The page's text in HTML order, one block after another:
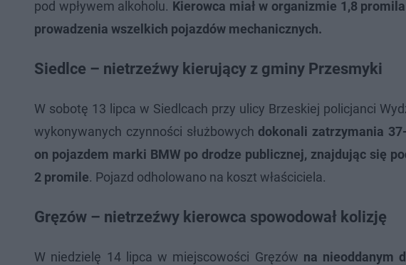
pod wpływem alkoholu. Kierowca miał w organizmie 1,8
prowadzenia wszelkich pojazdów mechanicznych.
Siedlce – nietrzeźwy kierujący z gminy Przesmyki
W sobotę 13 lipca w Siedlcach przy ulicy Brzeskiej policjanci
wykonywanych czynności służbowych dokonali zatrzymania
on pojazdem marki BMW po drodze publicznej, znajdując się
2 promile. Pojazd odholowano na koszt właściciela.
Gręzów – nietrzeźwy kierowca spowodował kolizję
W niedzielę 14 lipca w miejscowości Gręzów na nieoddanym